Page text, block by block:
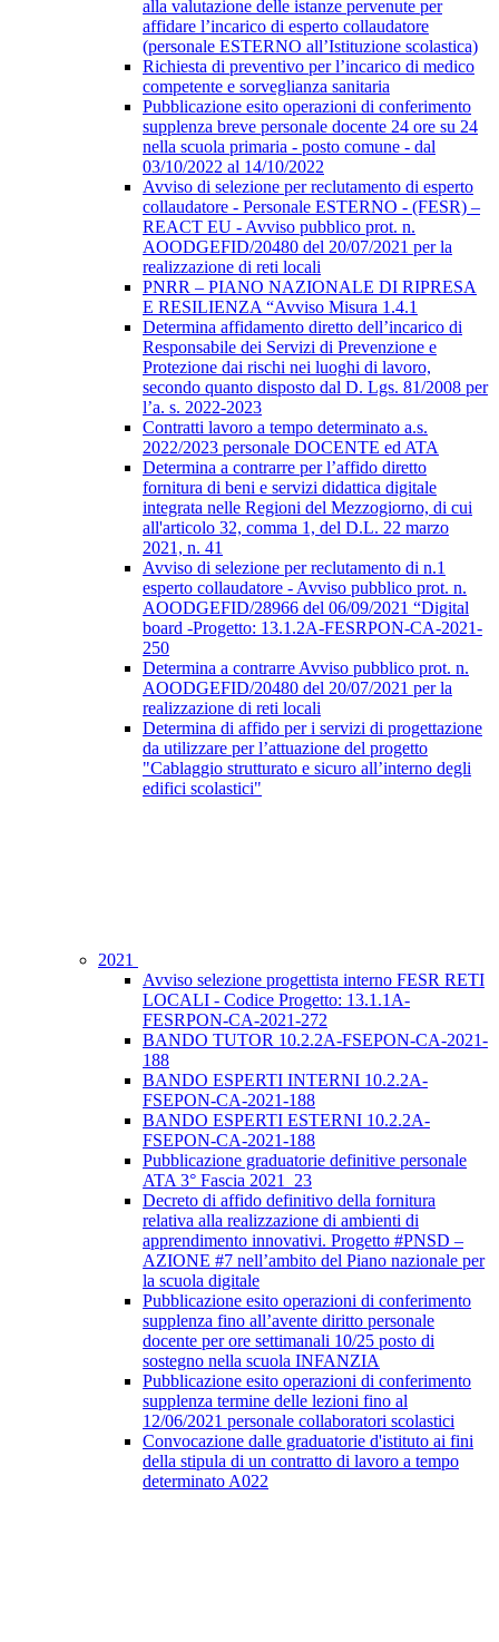
alla valutazione delle istanze pervenute per
affidare l’incarico di esperto collaudatore
(personale ESTERNO all’Istituzione scolastica)
Richiesta di preventivo per l’incarico di medico
competente e sorveglianza sanitaria
Pubblicazione esito operazioni di conferimento
supplenza breve personale docente 24 ore su 24
nella scuola primaria - posto comune - dal
03/10/2022 al 14/10/2022
Avviso di selezione per reclutamento di esperto
collaudatore - Personale ESTERNO - (FESR) –
REACT EU - Avviso pubblico prot. n.
AOODGEFID/20480 del 20/07/2021 per la
realizzazione di reti locali
PNRR – PIANO NAZIONALE DI RIPRESA
E RESILIENZA “Avviso Misura 1.4.1
Determina affidamento diretto dell’incarico di
Responsabile dei Servizi di Prevenzione e
Protezione dai rischi nei luoghi di lavoro,
secondo quanto disposto dal D. Lgs. 81/2008 per
l’a. s. 2022-2023
Contratti lavoro a tempo determinato a.s.
2022/2023 personale DOCENTE ed ATA
Determina a contrarre per l’affido diretto
fornitura di beni e servizi didattica digitale
integrata nelle Regioni del Mezzogiorno, di cui
all'articolo 32, comma 1, del D.L. 22 marzo
2021, n. 41
Avviso di selezione per reclutamento di n.1
esperto collaudatore - Avviso pubblico prot. n.
AOODGEFID/28966 del 06/09/2021 “Digital
board -Progetto: 13.1.2A-FESRPON-CA-2021-
250
Determina a contrarre Avviso pubblico prot. n.
AOODGEFID/20480 del 20/07/2021 per la
realizzazione di reti locali
Determina di affido per i servizi di progettazione
da utilizzare per l’attuazione del progetto
"Cablaggio strutturato e sicuro all’interno degli
edifici scolastici"
2021
Avviso selezione progettista interno FESR RETI
LOCALI - Codice Progetto: 13.1.1A-
FESRPON-CA-2021-272
BANDO TUTOR 10.2.2A-FSEPON-CA-2021-
188
BANDO ESPERTI INTERNI 10.2.2A-
FSEPON-CA-2021-188
BANDO ESPERTI ESTERNI 10.2.2A-
FSEPON-CA-2021-188
Pubblicazione graduatorie definitive personale
ATA 3° Fascia 2021_23
Decreto di affido definitivo della fornitura
relativa alla realizzazione di ambienti di
apprendimento innovativi. Progetto #PNSD –
AZIONE #7 nell’ambito del Piano nazionale per
la scuola digitale
Pubblicazione esito operazioni di conferimento
supplenza fino all’avente diritto personale
docente per ore settimanali 10/25 posto di
sostegno nella scuola INFANZIA
Pubblicazione esito operazioni di conferimento
supplenza termine delle lezioni fino al
12/06/2021 personale collaboratori scolastici
Convocazione dalle graduatorie d'istituto ai fini
della stipula di un contratto di lavoro a tempo
determinato A022